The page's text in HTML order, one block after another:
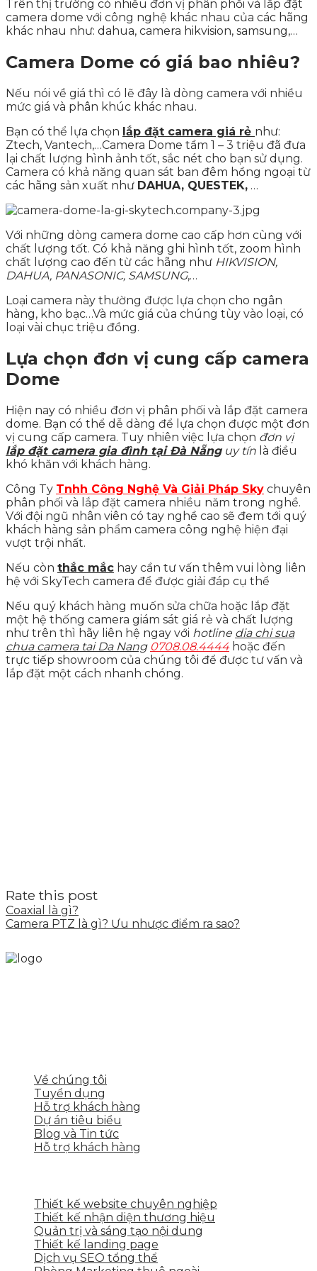
Trên thị trường có nhiều đơn vị phân phối và lắp đặt
camera dome với công nghệ khác nhau của các hãng
khác nhau như: dahua, camera hikvision, samsung,…
Camera Dome có giá bao nhiêu?
Nếu nói về giá thì có lẽ đây là dòng camera với nhiều
mức giá và phân khúc khác nhau.
Bạn có thể lựa chọn lắp đặt camera giá rẻ như:
Ztech, Vantech,…Camera Dome tầm 1 – 3 triệu đã đưa
lại chất lượng hình ảnh tốt, sắc nét cho bạn sử dụng.
Camera có khả năng quan sát ban đêm hồng ngoại từ
các hãng sản xuất như DAHUA, QUESTEK, …
Với những dòng camera dome cao cấp hơn cùng với
chất lượng tốt. Có khả năng ghi hình tốt, zoom hình
chất lượng cao đến từ các hãng như HIKVISION,
DAHUA, PANASONIC, SAMSUNG,…
Loại camera này thường được lựa chọn cho ngân
hàng, kho bạc…Và mức giá của chúng tùy vào loại, có
loại vài chục triệu đồng.
Lựa chọn đơn vị cung cấp camera
Dome
Hiện nay có nhiều đơn vị phân phối và lắp đặt camera
dome. Bạn có thể dễ dàng để lựa chọn được một đơn
vị cung cấp camera. Tuy nhiên việc lựa chọn đơn vị
lắp đặt camera gia đình tại Đà Nẵnguy tín là điều
khó khăn với khách hàng.
Công Ty Tnhh Công Nghệ Và Giải Pháp Sky chuyên
phân phối và lắp đặt camera nhiều năm trong nghề.
Với đội ngũ nhân viên có tay nghề cao sẽ đem tới quý
khách hàng sản phẩm camera công nghệ hiện đại
vượt trội nhất.
Nếu còn thắc mắc hay cần tư vấn thêm vui lòng liên
hệ với SkyTech camera để được giải đáp cụ thể
Nếu quý khách hàng muốn sửa chữa hoặc lắp đặt
một hệ thống camera giám sát giá rẻ và chất lượng
như trên thì hãy liên hệ ngay với hotline dia chi sua
chua camera tai Da Nang 0708.08.4444 hoặc đến
trực tiếp showroom của chúng tôi để được tư vấn và
lắp đặt một cách nhanh chóng.
Rate this post
Coaxial là gì?
Camera PTZ là gì? Ưu nhược điểm ra sao?
Về chúng tôi
Tuyển dụng
Hỗ trợ khách hàng
Dự án tiêu biểu
Blog và Tin tức
Hỗ trợ khách hàng
Thiết kế website chuyên nghiệp
Thiết kế nhận diện thương hiệu
Quản trị và sáng tạo nội dung
Thiết kế landing page
Dịch vụ SEO tổng thể